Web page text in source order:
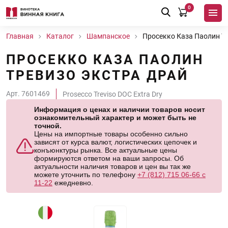
0
Главная Каталог Шампанское Просекко Каза Паолин
ПРОСЕККО КАЗА ПАОЛИН
ТРЕВИЗО ЭКСТРА ДРАЙ
Арт. 7601469
Prosecco Treviso DOC Extra Dry
Информация о ценах и наличии товаров носит
ознакомительный характер и может быть не
точной.
Цены на импортные товары особенно сильно
зависят от курса валют, логистических цепочек и
конъюнктуры рынка. Все актуальные цены
формируются ответом на ваши запросы. Об
актуальности наличия товаров и цен вы так же
можете уточнить по телефону +7 (812) 715 06-66 с
11-22 ежедневно.